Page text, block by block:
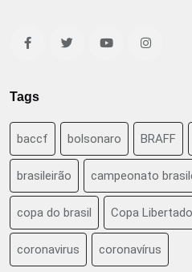
Tags
baccf bolsonaro BRAFF
brasileirão campeonato
copa do brasil Copa
coronavirus coronavírus